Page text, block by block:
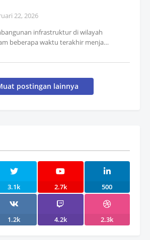
22, 2026
infrastruktur di wilayah
beberapa waktu terakhir menja…
postingan lainnya
3.1k 2.7k 500
1.2k 4.2k 2.3k